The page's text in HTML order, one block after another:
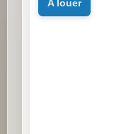
a louer